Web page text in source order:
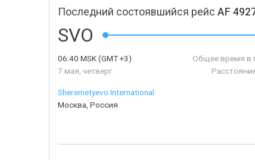
Последний состоявшийся рейс AF
SVO
06:40 MSK(GMT +3)
7 мая, четверг
Общее время в
Sheremetyevo International
Москва, Россия